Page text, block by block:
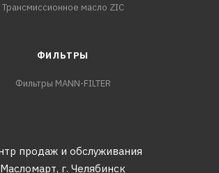
Трансмиссионное масло ZIC
ФИЛЬТРЫ
Фильтры MANN-FILTER
продаж и обслуживания
Масломарт, г. Челябинск